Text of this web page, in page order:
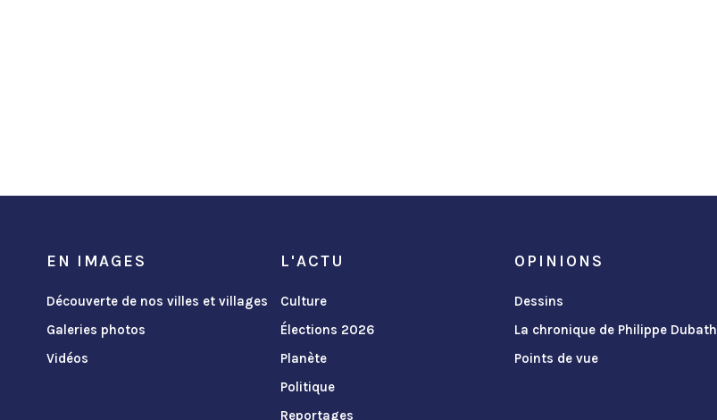
EN IMAGES
Découverte de nos villes et villages
Galeries photos
Vidéos
L'ACTU
Culture
Élections 2026
Planète
Politique
Reportages
OPINIONS
Dessins
La chronique de Philippe Dubath
Points de vue